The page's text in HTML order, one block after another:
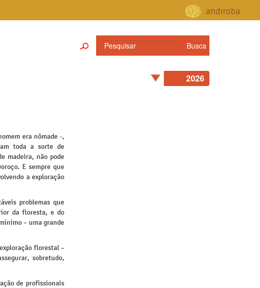
era nômade -,
toda a sorte de
madeira, não pode
E sempre que
a exploração
problemas que
da floresta, e do
– uma grande
florestal –
sobretudo,
de profissionais